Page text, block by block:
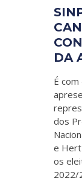
DA
É com
dos
e
os
2022/